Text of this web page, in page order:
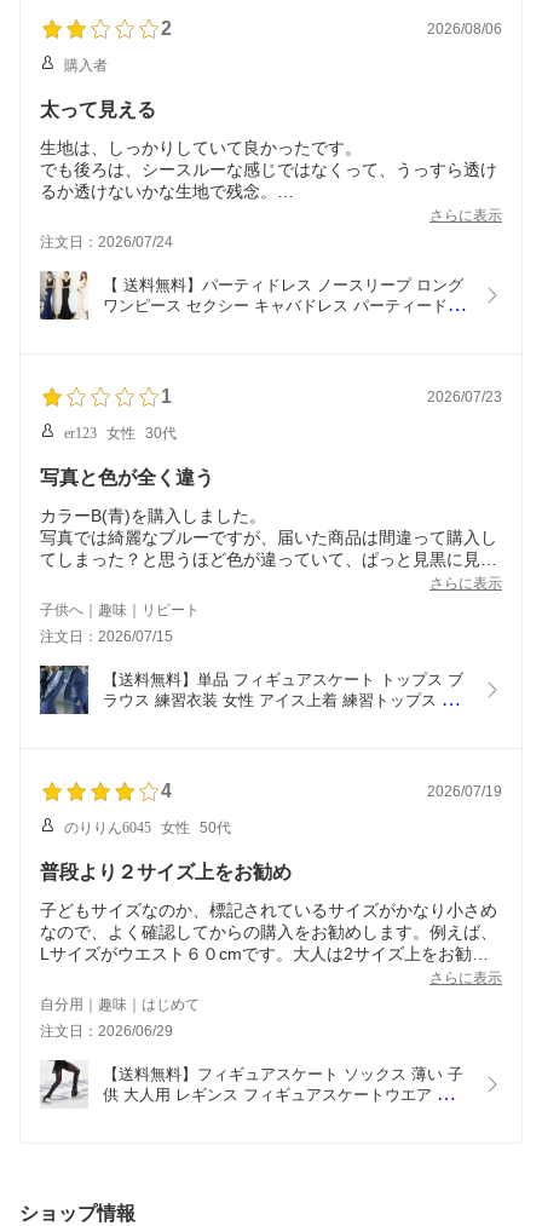
2 2026/08/06
購入者
太って見える
生地は、しっかりしていて良かったです。
でも後ろは、シースルーな感じではなくって、うっすら透け
るか透けないかな生地で残念。
ウエスト部分も、ふぁっとしていて綺麗にラインがでません
でした。
手元に届くまで時間がかかり楽しみにしてたぶん残念でし
た。
さらに表示
注文日：2026/07/24
【 送料無料】パーティドレス ノースリープ ロング
ワンピース セクシー キャバドレス パーティードレ
S/M/L/XL/2XL
1 2026/07/23
er123 女性 30代
写真と色が全く違う
カラーB(青)を購入しました。
写真では綺麗なブルーですが、届いた商品は間違って購入し
てしまった？と思うほど色が違っていて、ぱっと見黒に見え
るネイビーで全然可愛くありませんでした。左腕のレースだ
けは写真と同色でした。
娘はそれでも着るといってるので良しとしましたが、これで
8000円かあ...と。自分用なら返品してました。
リピートしてるショップさんで、普段このような事はなかっ
たので残念でした。
さらに表示
子供へ｜趣味｜リピート
注文日：2026/07/15
【送料無料】単品 フィギュアスケート トップス ブ
ラウス 練習衣装 女性 アイス上着 練習トップス イ
ギュアスケート
4 2026/07/19
のりりん6045 女性 50代
普段より２サイズ上をお勧め
子どもサイズなのか、標記されているサイズがかなり小さめ
なので、よく確認してからの購入をお勧めします。例えば、
Lサイズがウエスト６０cmです。大人は2サイズ上をお勧め
さらに表示
自分用｜趣味｜はじめて
注文日：2026/06/29
【送料無料】フィギュアスケート ソックス 薄い 子
供 大人用 レギンス フィギュアスケートウエア タイ
ショップ情報